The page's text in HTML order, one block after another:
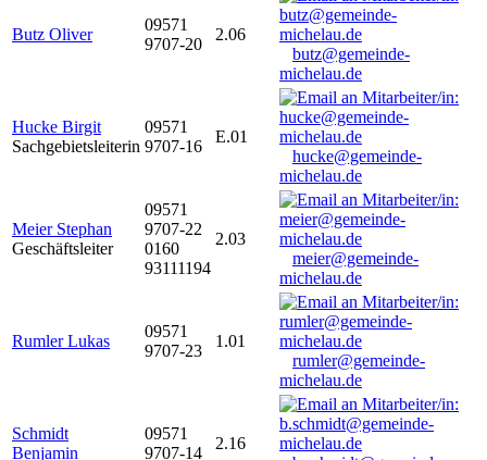
Butz Oliver
09571
9707-20
2.06
butz@gemeinde-
michelau.de
Hucke Birgit
Sachgebietsleiterin
09571
9707-16
E.01
hucke@gemeinde-
michelau.de
Meier Stephan
Geschäftsleiter
09571
9707-22
0160
93111194
2.03
meier@gemeinde-
michelau.de
Rumler Lukas
09571
9707-23
1.01
rumler@gemeinde-
michelau.de
Schmidt
Benjamin
09571
9707-14
2.16